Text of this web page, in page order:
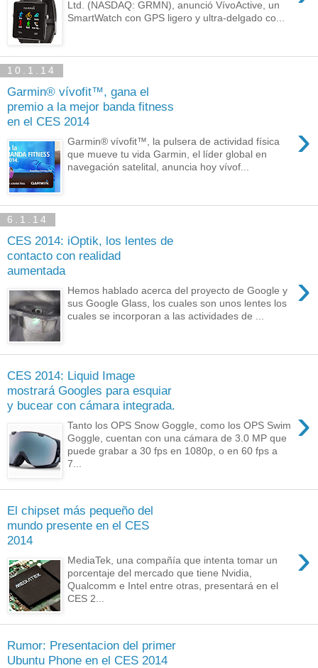
Ltd. (NASDAQ: GRMN), anunció VívoActive, un
SmartWatch con GPS ligero y ultra-delgado co...
10.1.14
Garmin® vívofit™, gana el
premio a la mejor banda fitness
en el CES 2014
›
Garmin® vívofit™, la pulsera de actividad física
que mueve tu vida Garmin, el líder global en
navegación satelital, anuncia hoy vívof...
6.1.14
CES 2014: iOptik, los lentes de
contacto con realidad
aumentada
›
Hemos hablado acerca del proyecto de Google y
sus Google Glass, los cuales son unos lentes los
cuales se incorporan a las actividades de ...
CES 2014: Liquid Image
mostrará Googles para esquiar
y bucear con cámara integrada.
›
Tanto los OPS Snow Goggle, como los OPS Swim
Goggle, cuentan con una cámara de 3.0 MP que
puede grabar a 30 fps en 1080p, o en 60 fps a
7...
El chipset más pequeño del
mundo presente en el CES
2014
›
MediaTek, una compañía que intenta tomar un
porcentaje del mercado que tiene Nvidia,
Qualcomm e Intel entre otras, presentará en el
CES 2...
Rumor: Presentacion del primer
Ubuntu Phone en el CES 2014